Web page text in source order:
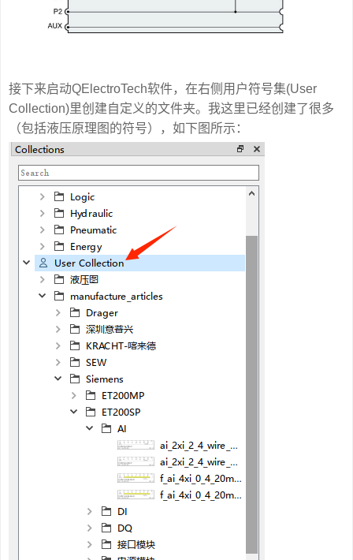
接下来启动QElectroTech软件，在右侧用户符号集(User
Collection)里创建自定义的文件夹。我这里已经创建了很多
（包括液压原理图的符号），如下图所示：